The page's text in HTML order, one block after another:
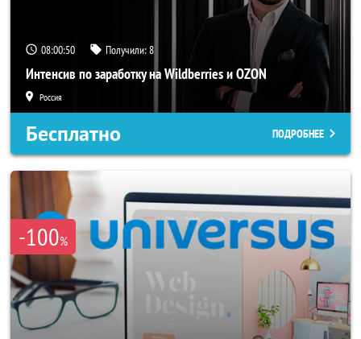
08:00:48 Получили:8
Интенсив по заработку на Wildberries и OZON
Россия
Бесплатно ПОДРОБНЕЕ
-100%